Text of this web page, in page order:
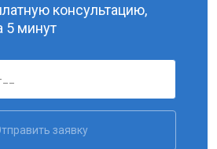
консультацию,
5 минут
заявку